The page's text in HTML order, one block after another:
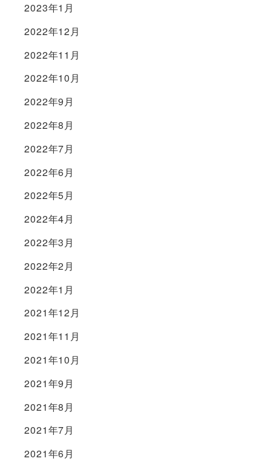
2023年1月
2022年12月
2022年11月
2022年10月
2022年9月
2022年8月
2022年7月
2022年6月
2022年5月
2022年4月
2022年3月
2022年2月
2022年1月
2021年12月
2021年11月
2021年10月
2021年9月
2021年8月
2021年7月
2021年6月